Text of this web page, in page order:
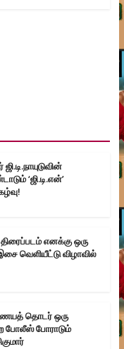
‘ஜி.டி.என்’
எனக்கு ஒரு
வெளியீட்டு விழாவில்
தொடர் ஒரு
போலீஸ் போராடும்